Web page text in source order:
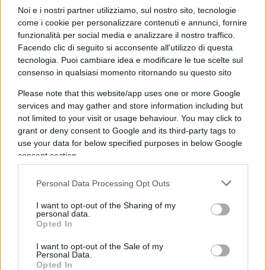
Noi e i nostri partner utilizziamo, sul nostro sito, tecnologie
come i cookie per personalizzare contenuti e annunci, fornire
funzionalità per social media e analizzare il nostro traffico.
Facendo clic di seguito si acconsente all'utilizzo di questa
tecnologia. Puoi cambiare idea e modificare le tue scelte sul
consenso in qualsiasi momento ritornando su questo sito
Please note that this website/app uses one or more Google
services and may gather and store information including but
not limited to your visit or usage behaviour. You may click to
grant or deny consent to Google and its third-party tags to
use your data for below specified purposes in below Google
consent section.
Personal Data Processing Opt Outs
I want to opt-out of the Sharing of my
personal data.
Opted In
I want to opt-out of the Sale of my
Personal Data.
Opted In
spaccare una vetrina e prelevarne una corona
(quella di dell’imperatrice Eugénie, la consorte di
Napoleone III).
Una scala da traslochi
Questaè la Francia del 2025: nello stesso fine
settimana in cui un ex presidente della Repubblica
viene spedito in carcere pur essendo presunto
innocente e in cui S&P ne degrada il
traslochi per salire al piano rialzato del Louvre,
spaccarne i vetri e ripartire con la refurtiva.
Non serve neppure svegliarsi presto: il furto può